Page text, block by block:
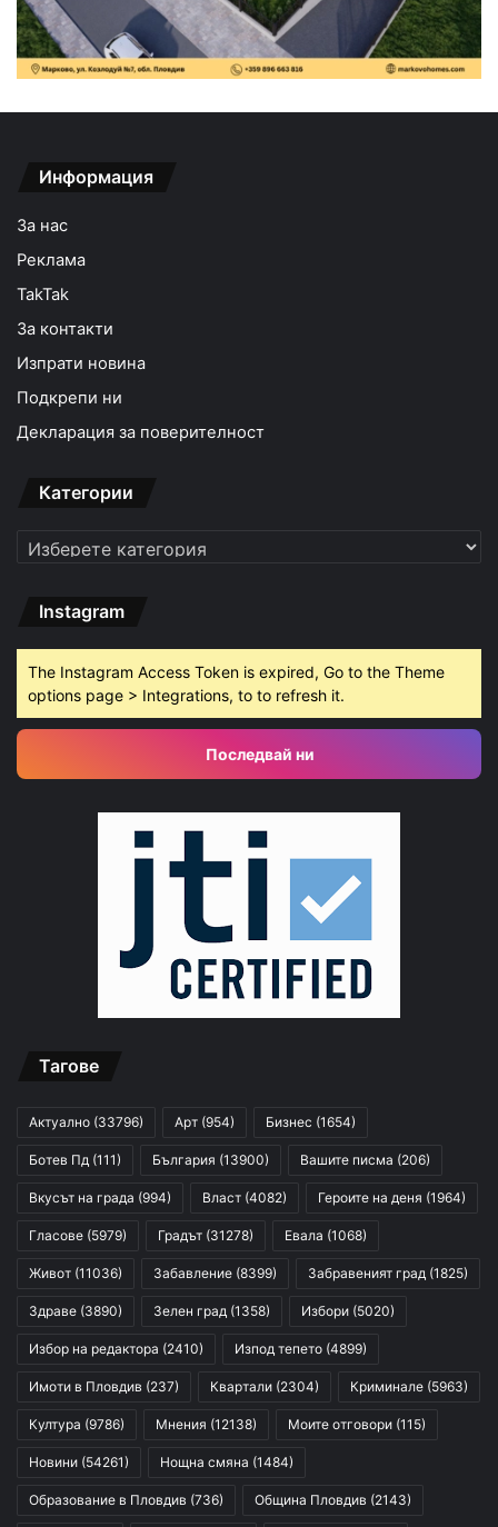
Информация
За нас
Реклама
TakTak
За контакти
Изпрати новина
Подкрепи ни
Декларация за поверителност
Категории
Категории
Instagram
The Instagram Access Token is expired, Go to the Theme
options page > Integrations, to to refresh it.
Последвай ни
Тагове
Актуално (33796) Арт (954) Бизнес (1654)
Ботев Пд (111) България (13900) Вашите писма (206)
Вкусът на града (994) Власт (4082) Героите на деня (1964)
Гласове (5979) Градът (31278) Евала (1068)
Живот (11036) Забавление (8399) Забравеният град (1825)
Здраве (3890) Зелен град (1358) Избори (5020)
Избор на редактора (2410) Изпод тепето (4899)
Имоти в Пловдив (237) Квартали (2304) Криминале (5963)
Култура (9786) Мнения (12138) Моите отговори (115)
Новини (54261) Нощна смяна (1484)
Образование в Пловдив (736) Община Пловдив (2143)